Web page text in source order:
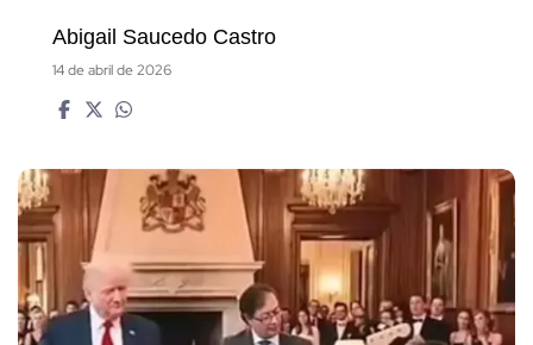
Abigail Saucedo Castro
14 de abril de 2026